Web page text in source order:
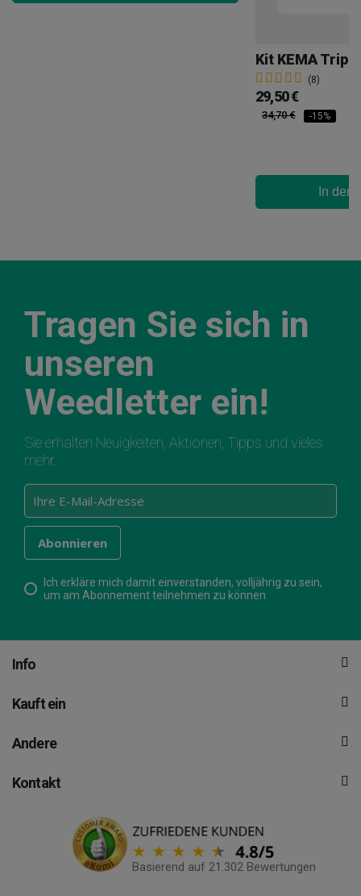
Kit KEMA Trip
(8)
29,50 €
34,70 € -15%
In den
Tragen Sie sich in
unseren
Weedletter ein!
Sie erhalten Neuigkeiten, Aktionen, Tipps und vieles
mehr.
Ich erkläre mich damit einverstanden, volljährig zu sein,
um am Abonnement teilnehmen zu können
Info
Kauft ein
Andere
Kontakt
Basierend auf 21.302 Bewertungen